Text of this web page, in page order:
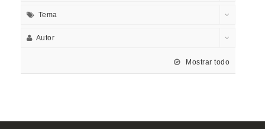
Tema
Autor
Mostrar todo